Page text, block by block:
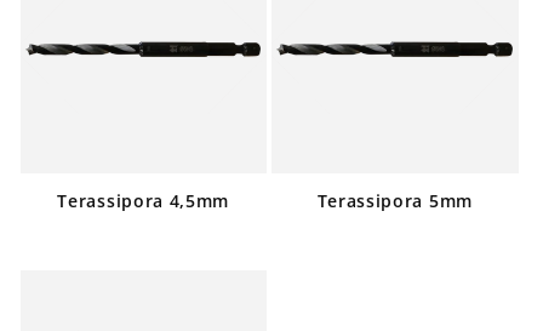
Terassipora 4,5mm Terassipora 5mm